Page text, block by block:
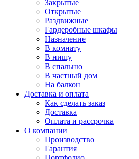
Закрытые
Открытые
Раздвижные
Гардеробные шкафы
Назначение
В комнату
В нишу
В спальню
В частный дом
На балкон
Доставка и оплата
Как сделать заказ
Доставка
Оплата и рассрочка
О компании
Производство
Гарантия